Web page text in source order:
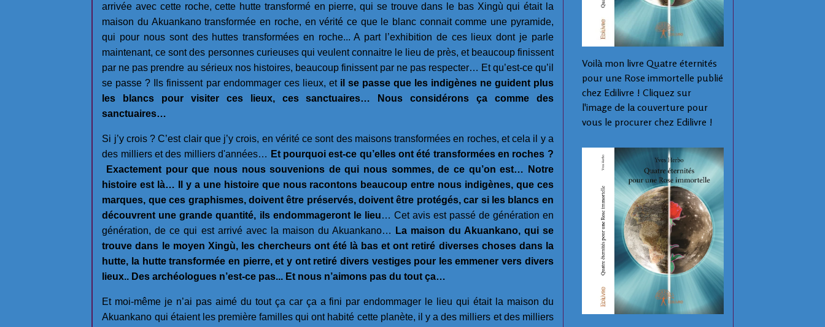
arrivée avec cette roche, cette hutte transformé en pierre, qui se trouve dans le bas Xingù qui était la
maison du Akuankano transformée en roche, en vérité ce que le blanc connait comme une pyramide,
qui pour nous sont des huttes transformées en roche... A part l’exhibition de ces lieux dont je parle
maintenant, ce sont des personnes curieuses qui veulent connaitre le lieu de près, et beaucoup finissent
par ne pas prendre au sérieux nos histoires, beaucoup finissent par ne pas respecter… Et qu’est-ce qu’il
se passe ? Ils finissent par endommager ces lieux, et il se passe que les indigènes ne guident plus
les blancs pour visiter ces lieux, ces sanctuaires… Nous considérons ça comme des
sanctuaires…
Si j’y crois ? C’est clair que j’y crois, en vérité ce sont des maisons transformées en roches, et cela il y a
des milliers et des milliers d'années… Et pourquoi est-ce qu’elles ont été transformées en roches ?
Exactement pour que nous nous souvenions de qui nous sommes, de ce qu’on est… Notre
histoire est là… Il y a une histoire que nous racontons beaucoup entre nous indigènes, que ces
marques, que ces graphismes, doivent être préservés, doivent être protégés, car si les blancs en
découvrent une grande quantité, ils endommageront le lieu… Cet avis est passé de génération en
génération, de ce qui est arrivé avec la maison du Akuankano…
La maison du Akuankano, qui se
trouve dans le moyen Xingù, les chercheurs ont été là bas et ont retiré diverses choses dans la
hutte, la hutte transformée en pierre, et y ont retiré divers vestiges pour les emmener vers divers
lieux.. Des archéologues n’est-ce pas... Et nous n’aimons pas du tout ça…
Et moi-même je n’ai pas aimé du tout ça car ça a fini par endommager le lieu qui était la maison du
Akuankano qui étaient les première familles qui ont habité cette planète, il y a des milliers et des milliers
Voilà mon livre Quatre éternités
pour une Rose immortelle publié
chez Edilivre ! Cliquez sur
l'image de la couverture pour
vous le procurer chez Edilivre !